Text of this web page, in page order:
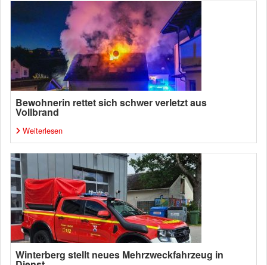
Bewohnerin rettet sich schwer verletzt aus
Vollbrand
Weiterlesen
Winterberg stellt neues Mehrzweckfahrzeug in